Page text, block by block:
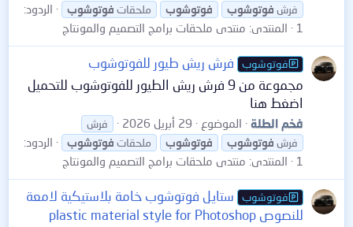
فرش فوتوشوب فوتوشوب ملحقات فوتوشوب
الردود:
1
المنتدى: منتدى ملحقات برامج التصميم والمونتاج
فوتوشوب
فرش ريش طيور للفوتوشوب
مجموعة من 9 فرش ريش الطيور للفوتوشوب للتحميل
اضغط هنا
فخم الطلة الموضوع 29 أبريل 2026
فرش
فرش فوتوشوب فوتوشوب ملحقات فوتوشوب
الردود:
1
المنتدى: منتدى ملحقات برامج التصميم والمونتاج
فوتوشوب
ستايل فوتوشوب خامة بلاستيكية لامعة
للنصوص plastic material style for Photoshop